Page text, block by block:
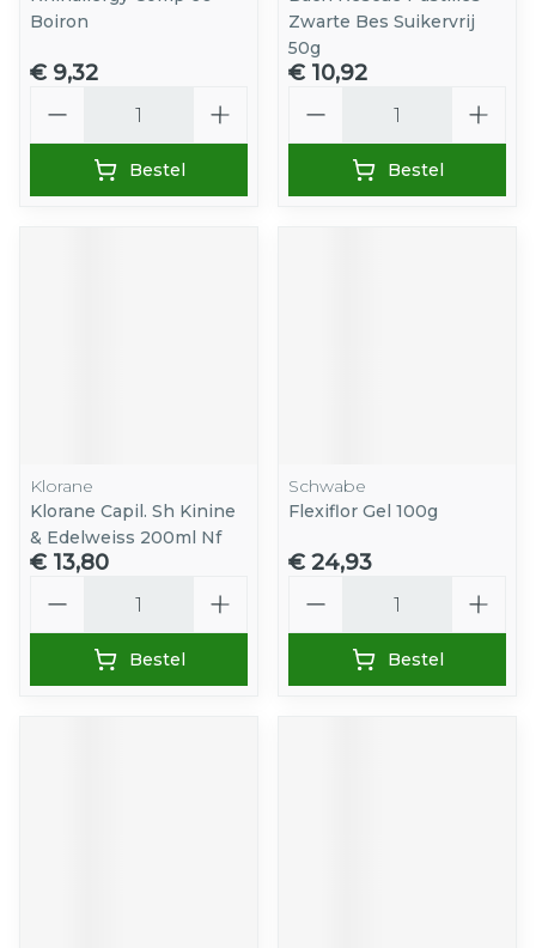
Boiron
€ 9,32
Bestel
Zwarte Bes Suikervrij
50g
€ 10,92
Bestel
Klorane
Klorane Capil. Sh Kinine
& Edelweiss 200ml Nf
€ 13,80
Bestel
Schwabe
Flexiflor Gel 100g
€ 24,93
Bestel